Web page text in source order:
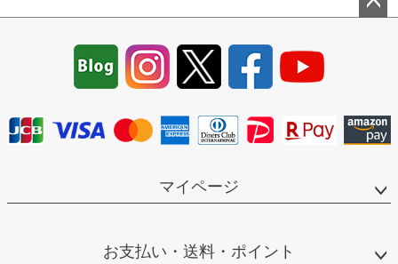
マイページ
お支払い・送料・ポイント